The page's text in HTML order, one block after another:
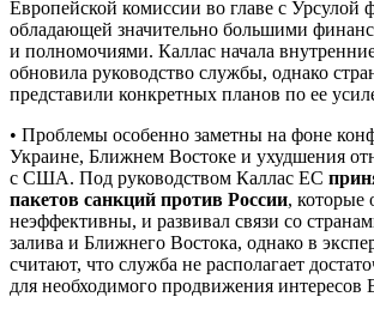
Европейской комиссии во главе с Урсулой
обладающей значительно большими
и полномочиями. Каллас начала
обновила руководство службы, однако
представили конкретных планов по ее
• Проблемы особенно заметны на фоне
Украине, Ближнем Востоке и ухудшения
с США. Под руководством Каллас ЕС
пакетов санкций против России, которые
неэффективны, и развивал связи со
залива и Ближнего Востока, однако в
считают, что служба не располагает
для необходимого продвижения интересов